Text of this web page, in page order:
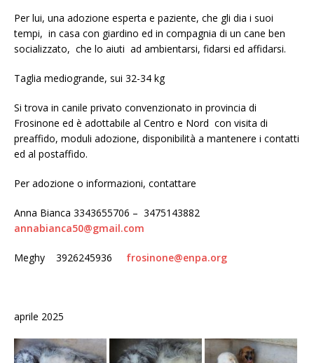
Per lui, una adozione esperta e paziente, che gli dia i suoi
tempi, in casa con giardino ed in compagnia di un cane ben
socializzato, che lo aiuti ad ambientarsi, fidarsi ed affidarsi.
Taglia mediogrande, sui 32-34 kg
Si trova in canile privato convenzionato in provincia di
Frosinone ed è adottabile al Centro e Nord con visita di
preaffido, moduli adozione, disponibilità a mantenere i contatti
ed al postaffido.
Per adozione o informazioni, contattare
Anna Bianca 3343655706 – 3475143882
annabianca50@gmail.com
Meghy 3926245936 frosinone@enpa.org
aprile 2025